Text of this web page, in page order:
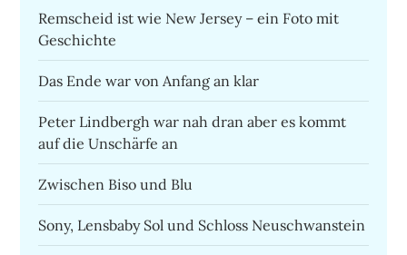
Remscheid ist wie New Jersey – ein Foto mit
Geschichte
Das Ende war von Anfang an klar
Peter Lindbergh war nah dran aber es kommt
auf die Unschärfe an
Zwischen Biso und Blu
Sony, Lensbaby Sol und Schloss Neuschwanstein